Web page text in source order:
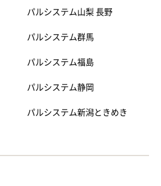
パルシステム山梨 長野
パルシステム群馬
パルシステム福島
パルシステム静岡
パルシステム新潟ときめき